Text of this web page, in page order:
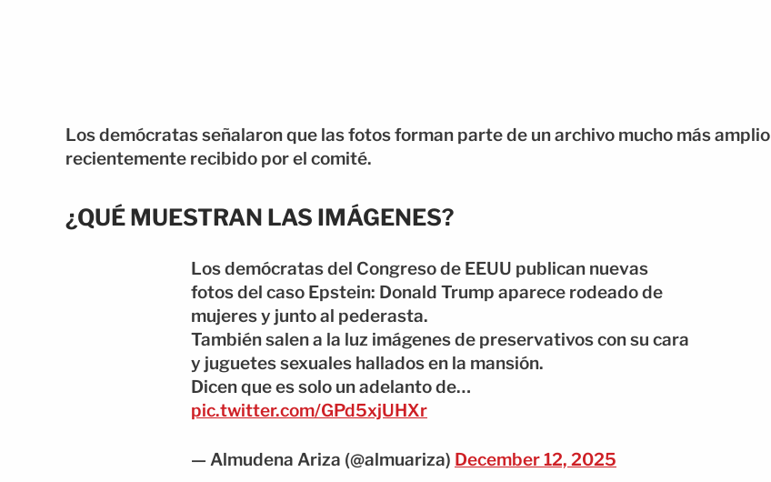
Los demócratas señalaron que las fotos forman parte de un archivo mucho más amplio
recientemente recibido por el comité.
¿QUÉ MUESTRAN LAS IMÁGENES?
Los demócratas del Congreso de EEUU publican nuevas
fotos del caso Epstein: Donald Trump aparece rodeado de
mujeres y junto al pederasta.
También salen a la luz imágenes de preservativos con su cara
y juguetes sexuales hallados en la mansión.
Dicen que es solo un adelanto de…
pic.twitter.com/GPd5xjUHXr
— Almudena Ariza (@almuariza) December 12, 2025